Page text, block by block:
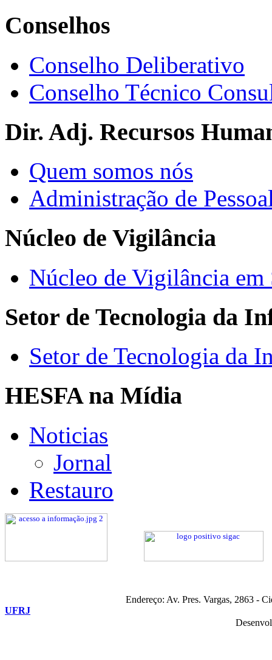
Conselhos
Conselho Deliberativo
Conselho Técnico
Dir. Adj. Recursos
Quem somos nós
Administração de
Núcleo de Vigilância
Núcleo de Vigilância em
Setor de Tecnologia da
Setor de Tecnologia da
HESFA na Mídia
Noticias
Jornal
Restauro
Endereço: Av. Pres. Vargas, 2863 -
UFRJ